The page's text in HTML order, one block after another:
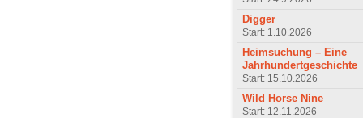
Digger
Start: 1.10.2026
Heimsuchung – Eine
Jahrhundertgeschichte
Start: 15.10.2026
Wild Horse Nine
Start: 12.11.2026